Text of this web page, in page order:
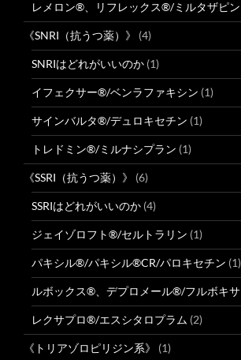
レメロン®、リフレックス®/ミルタザピン
《SNRI（抗うつ薬）》 (4)
SNRIはどれがいいのか (1)
イフェクサー®/ベンラファキシン (1)
サインバルタ®/デュロキセチン (1)
トレドミン®/ミルナシプラン (1)
《SSRI（抗うつ薬）》 (6)
SSRIはどれがいいのか (4)
ジェイゾロフト®/セルトラリン (1)
パキシル®/パキシル®CR/パロキセチン (1)
ルボックス®、デプロメール®/フルボキ
レクサプロ®/エスシタロプラム (2)
《トリアゾロピリジン系》 (1)